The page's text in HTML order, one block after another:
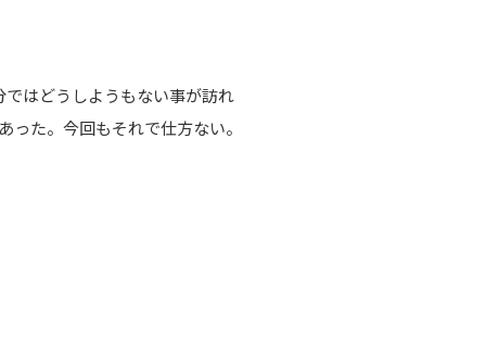
はどうしようもない事が訪れ
た。今回もそれで仕方ない。